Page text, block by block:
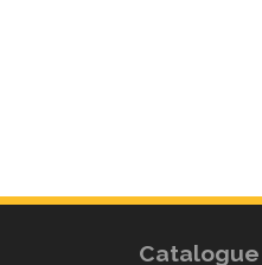
Catalogue